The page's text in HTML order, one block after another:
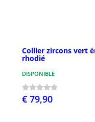
Collier zircons vert
rhodié
DISPONIBLE
€ 79,90